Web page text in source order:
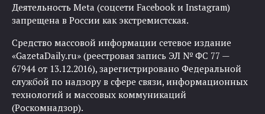
Деятельность Meta (соцсети Facebook и Instagram)
запрещена в России как экстремистская.
Средство массовой информации сетевое издание
«GazetaDaily.ru» (реестровая запись ЭЛ № ФС 77 —
67944 от 13.12.2016), зарегистрировано Федеральной
службой по надзору в сфере связи, информационных
технологий и массовых коммуникаций
(Роскомнадзор).